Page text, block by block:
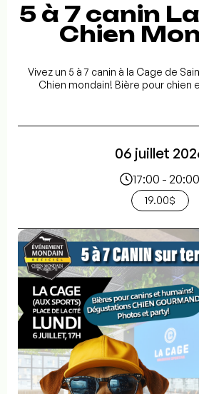
5 à 7 canin
Chien
Vivez un 5 à 7 canin à la Cage de
Chien mondain! Bière pour chien
06 juillet
17:00 - 20:00
19.00$